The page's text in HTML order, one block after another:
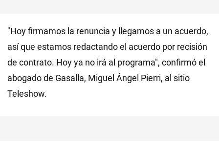
"Hoy firmamos la renuncia y llegamos a un acuerdo,
así que estamos redactando el acuerdo por recisión
de contrato. Hoy ya no irá al programa", confirmó el
abogado de Gasalla, Miguel Ángel Pierri, al sitio
Teleshow.